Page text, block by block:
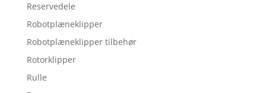
Reservedele
Robotplæneklipper
Robotplæneklipper tilbehør
Rotorklipper
Rulle